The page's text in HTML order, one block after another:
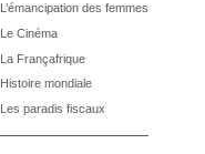
L’émancipation des femmes
Le Cinéma
La Françafrique
Histoire mondiale
Les paradis fiscaux